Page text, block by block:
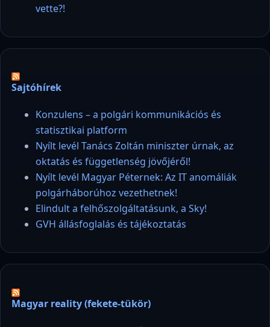
vette?!
Sajtóhírek
Konzulens – a polgári kommunikációs és
statisztikai platform
Nyílt levél Tanács Zoltán miniszter úrnak, az
oktatás és függetlenség jövőjéről!
Nyílt levél Magyar Péternek: Az IT anomáliák
polgárháborúhoz vezethetnek!
Elindult a felhőszolgáltatásunk, a Sky!
GVH állásfoglalás és tájékoztatás
Magyar reality (fekete-tükör)